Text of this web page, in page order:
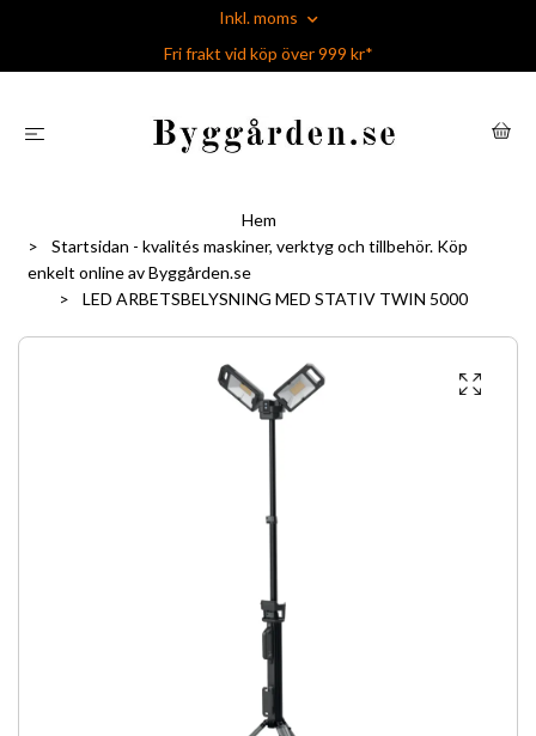
Inkl. moms
Fri frakt vid köp över 999 kr*
Hem
Startsidan - kvalités maskiner, verktyg och tillbehör. Köp
enkelt online av Byggården.se
LED ARBETSBELYSNING MED STATIV TWIN 5000